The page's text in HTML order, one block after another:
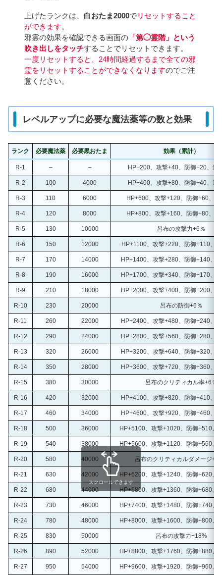
上げたランクは、 白おたま2000でリセットすること
ができます。
邪霊の効果を確認できる画面の 「第◯霊階」という
吹き出しをタッチすることでリセットできます。
一度リセットすると、24時間経過するまで全ての邪
霊をリセットすることができなくなりますのでご注
意ください。
レベルアップに必要な魔法薬等の数と効果
ランク 必要魔法薬 必要黒おたま 効果（累計）
R-1 – – HP+200、攻撃+40、防御+20、追
R-2 100 4000 HP+400、攻撃+80、防御+40、追
R-3 110 6000 HP+600、攻撃+120、防御+60、追
R-4 120 8000 HP+800、攻撃+160、防御+80、追
R-5 130 10000 呂布の攻撃力+6％
R-6 150 12000 HP+1100、攻撃+220、防御+110、
R-7 170 14000 HP+1400、攻撃+280、防御+140、
R-8 190 16000 HP+1700、攻撃+340、防御+170、
R-9 210 18000 HP+2000、攻撃+400、防御+200、
R-10 230 20000 呂布の防御+6％
R-11 260 22000 HP+2400、攻撃+480、防御+240、
R-12 290 24000 HP+2800、攻撃+560、防御+280、
R-13 320 26000 HP+3200、攻撃+640、防御+320、
R-14 350 28000 HP+3600、攻撃+720、防御+360、
R-15 380 30000 呂布のクリティカル率+6％
R-16 420 32000 HP+4100、攻撃+820、防御+410、
R-17 460 34000 HP+4600、攻撃+920、防御+460、
R-18 500 36000 HP+5100、攻撃+1020、防御+510、
R-19 540 38000 HP+5600、攻撃+1120、防御+560、
R-20 580 40000 呂布のクリティカルダメージ
R-21 630 42000 HP+6200、攻撃+1240、防御+620、
R-22 680 44000 HP+6800、攻撃+1360、防御+680、
R-23 730 46000 HP+7400、攻撃+1480、防御+740、
R-24 780 48000 HP+8000、攻撃+1600、防御+800、
R-25 830 50000 呂布の攻撃力+18%
R-26 890 52000 HP+8800、攻撃+1760、防御+880、
R-27 950 54000 HP+9600、攻撃+1920、防御+960、
スクロールできます